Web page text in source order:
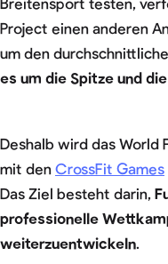
Project einen anderen
um den
es um die Spitze und
Deshalb wird das World
mit den CrossFit Games
Das Ziel besteht darin,
professionelle
weiterzuentwickeln.